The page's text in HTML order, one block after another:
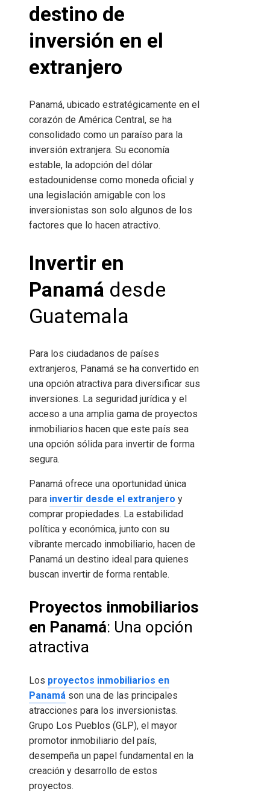
destino de
inversión en el
extranjero
Panamá, ubicado estratégicamente en el
corazón de América Central, se ha
consolidado como un paraíso para la
inversión extranjera. Su economía
estable, la adopción del dólar
estadounidense como moneda oficial y
una legislación amigable con los
inversionistas son solo algunos de los
factores que lo hacen atractivo.
Invertir en
Panamá desde
Guatemala
Para los ciudadanos de países
extranjeros, Panamá se ha convertido en
una opción atractiva para diversificar sus
inversiones. La seguridad jurídica y el
acceso a una amplia gama de proyectos
inmobiliarios hacen que este país sea
una opción sólida para invertir de forma
segura.
Panamá ofrece una oportunidad única
para invertir desde el extranjero y
comprar propiedades. La estabilidad
política y económica, junto con su
vibrante mercado inmobiliario, hacen de
Panamá un destino ideal para quienes
buscan invertir de forma rentable.
Proyectos inmobiliarios
en Panamá: Una opción
atractiva
Los proyectos inmobiliarios en
Panamá son una de las principales
atracciones para los inversionistas.
Grupo Los Pueblos (GLP), el mayor
promotor inmobiliario del país,
desempeña un papel fundamental en la
creación y desarrollo de estos
proyectos.